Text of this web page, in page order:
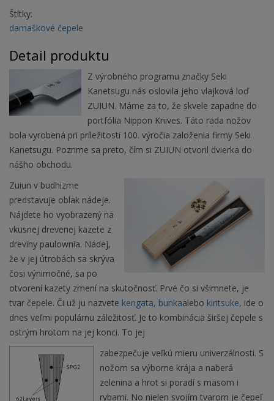
Štítky:
damaškové čepele
Detail produktu
Z výrobného programu značky Seki
Kanetsugu nás oslovila jeho vlajková loď
ZUIUN. Máme za to, že skvele zapadne do
portfólia Nippon Knives. Táto rada nožov
bola vyrobená pri príležitosti 100. výročia založenia firmy Seki
Kanetsugu. Pozrime sa preto, čím si ZUIUN otvoril dvierka do
nášho obchodu.
Zuiun v budhizme
predstavuje oblak nádeje.
Nájdete ho vyobrazený na
vkusnej drevenej kazete z
dreviny paulownia. Nádej,
že v jej útrobách sa skrýva
čosi výnimočné, sa po
otvorení kazety zmení na skutočnosť. Prvé čo si všimnete, je
tvar čepele. Či už ju nazvete kengata, bunkaalebo kiritsuke, ide o
dnes veľmi populárnu záležitosť. Je to kombinácia širšej čepele s
ostrým hrotom na jej konci. To jej
zabezpečuje veľkú mieru univerzálnosti. S
nožom sa výborne krája a naberá
zelenina a hrot si poradí s mäsom i
rybami. No nielen svojím tvarom je čepeľ